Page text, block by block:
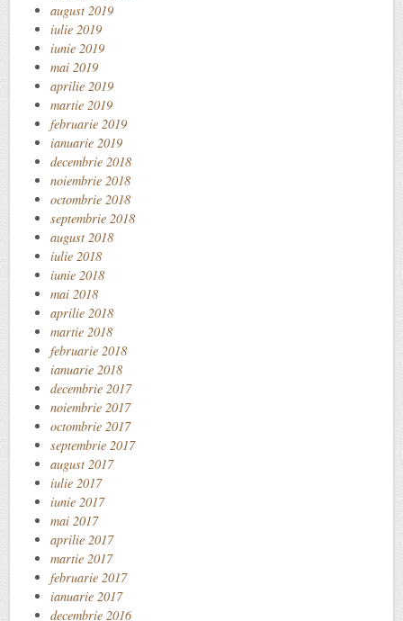
august 2019
iulie 2019
iunie 2019
mai 2019
aprilie 2019
martie 2019
februarie 2019
ianuarie 2019
decembrie 2018
noiembrie 2018
octombrie 2018
septembrie 2018
august 2018
iulie 2018
iunie 2018
mai 2018
aprilie 2018
martie 2018
februarie 2018
ianuarie 2018
decembrie 2017
noiembrie 2017
octombrie 2017
septembrie 2017
august 2017
iulie 2017
iunie 2017
mai 2017
aprilie 2017
martie 2017
februarie 2017
ianuarie 2017
decembrie 2016